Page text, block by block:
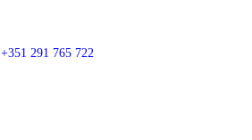
+351 291 765 722